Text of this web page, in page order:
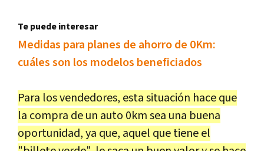
Te puede interesar
Medidas para planes de ahorro de 0Km:
cuáles son los modelos beneficiados
Para los vendedores, esta situación hace que
la compra de un auto 0km sea una buena
oportunidad, ya que, aquel que tiene el